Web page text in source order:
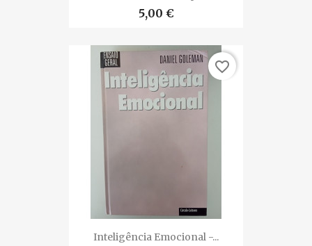
5,00 €
Inteligência Emocional -...
favorite_border